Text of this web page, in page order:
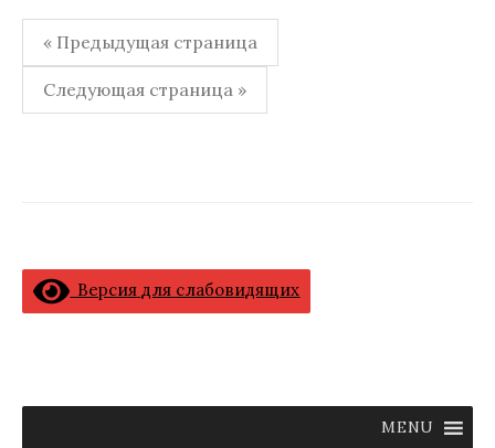
Навигация
по
записям
« Предыдущая страница
Следующая страница »
Версия для слабовидящих
MENU